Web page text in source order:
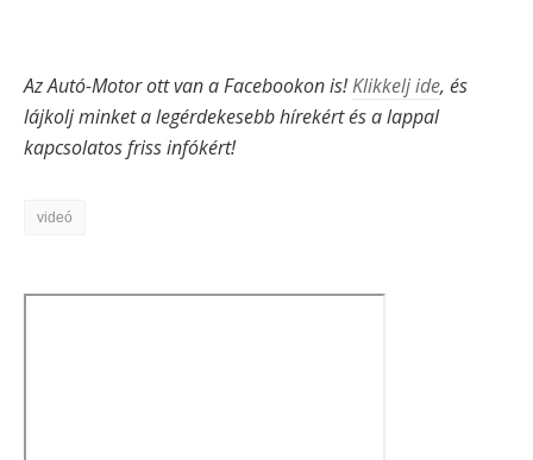
Az Autó-Motor ott van a Facebookon is!Klikkelj ide, és
lájkolj minket a legérdekesebb hírekért és a lappal
kapcsolatos friss infókért!
videó